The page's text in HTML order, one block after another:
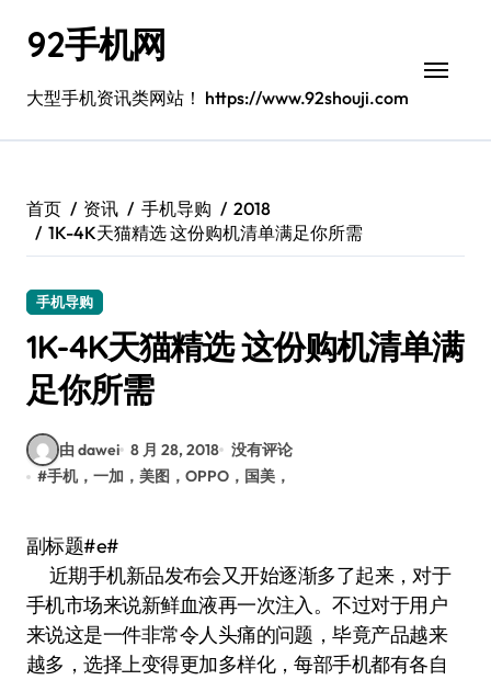
92手机网
大型手机资讯类网站！ https://www.92shouji.com
首页 资讯 手机导购
2018
1K-4K天猫精选 这份购机清单满足你所需
手机导购
1K-4K天猫精选 这份购机清单满
足你所需
由 dawei 8 月 28, 2018 没有评论
#手机，一加，美图，OPPO，国美，
副标题#e#
近期手机新品发布会又开始逐渐多了起来，对于
手机市场来说新鲜血液再一次注入。不过对于用户
来说这是一件非常令人头痛的问题，毕竟产品越来
越多，选择上变得更加多样化，每部手机都有各自